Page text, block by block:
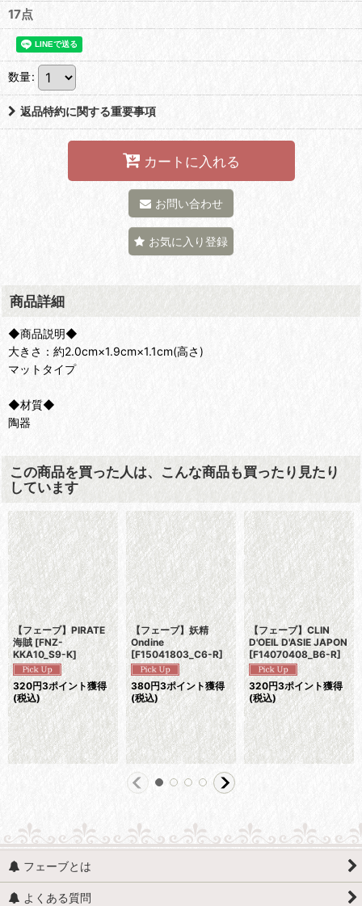
17点
数量:
返品特約に関する重要事項
カートに入れる
お問い合わせ
お気に入り登録
商品詳細
◆商品説明◆
大きさ：約2.0cm×1.9cm×1.1cm(高さ)
マットタイプ
◆材質◆
陶器
この商品を買った人は、こんな商品も買ったり見たり
しています
【フェーブ】PIRATE
海賊 [FNZ-
KKA10_S9-K]
320円3ポイント獲得
(税込)
【フェーブ】妖精
Ondine
[F15041803_C6-R]
380円3ポイント獲得
(税込)
【フェーブ】CLIN
D'OEIL D'ASIE JAPON
[F14070408_B6-R]
320円3ポイント獲得
(税込)
フェーブとは
よくある質問